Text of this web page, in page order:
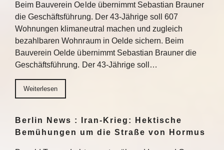
Beim Bauverein Oelde übernimmt Sebastian Brauner
die Geschäftsführung. Der 43-Jährige soll 607
Wohnungen klimaneutral machen und zugleich
bezahlbaren Wohnraum in Oelde sichern. Beim
Bauverein Oelde übernimmt Sebastian Brauner die
Geschäftsführung. Der 43-Jährige soll…
Weiterlesen
Berlin News : Iran-Krieg: Hektische
Bemühungen um die Straße von Hormus